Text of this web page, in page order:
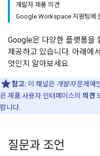
개발자 제품 의견
Google Workspace 지원팀에
Google은 다양한 플랫폼을
제공하고 있습니다. 아래에
엇인지 알아보세요.
참고: 이 채널은 개발자문제에
은 제품 사용자 인터페이스의 의견
랍니다.
질문과 조언